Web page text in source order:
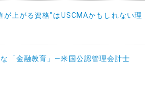
が上がる資格”はUSCMAかもしれない理
「金融教育」—米国公認管理会計士